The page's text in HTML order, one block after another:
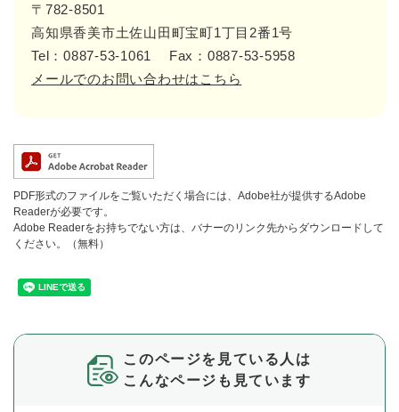
〒782-8501
高知県香美市土佐山田町宝町1丁目2番1号
Tel：0887-53-1061
Fax：0887-53-5958
メールでのお問い合わせはこちら
PDF形式のファイルをご覧いただく場合には、Adobe社が提供するAdobe
Readerが必要です。
Adobe Readerをお持ちでない方は、バナーのリンク先からダウンロードして
ください。（無料）
このページを見ている人は
こんなページも見ています